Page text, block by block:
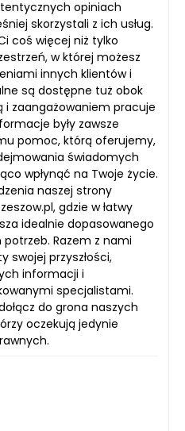
opiniach
skorzystali z ich usług.
coś więcej niż tylko
w której możesz
innych klientów i
są dostępne tuż obok
i zaangażowaniem pracuje
były zawsze
pomoc, którą oferujemy,
świadomych
wpłynąć na Twoje życie.
naszej strony
gdzie w łatwy
idealnie dopasowanego
Razem z nami
swojej przyszłości,
informacji i
specjalistami.
do grona naszych
oczekują jedynie